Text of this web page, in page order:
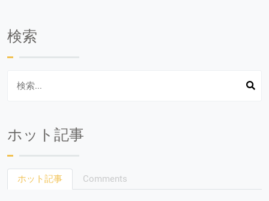
検索
ホット記事
ホット記事 Comments